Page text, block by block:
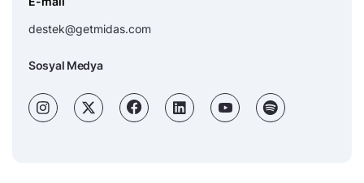
destek@getmidas.com
Sosyal Medya